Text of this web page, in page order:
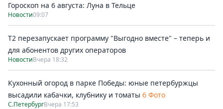
Гороскоп на 6 августа: Луна в Тельце
Новости09:07
Т2 перезапускает программу "Выгодно вместе" – теперь и
для абонентов других операторов
НовостиВчера 18:32
Кухонный огород в парке Победы: юные петербуржцы
высадили кабачки, клубнику и томаты 6 Фото
С.ПетербургВчера 17:53